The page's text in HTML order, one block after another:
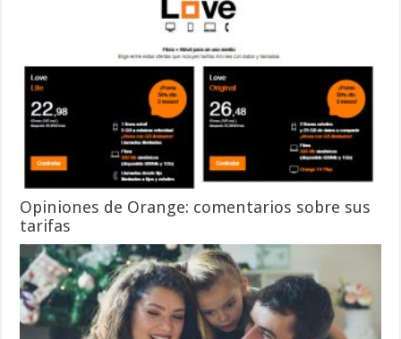
Opiniones de Orange: comentarios sobre sus
tarifas